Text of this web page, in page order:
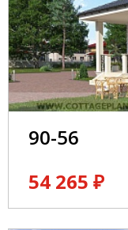
90-56
54 265 ₽